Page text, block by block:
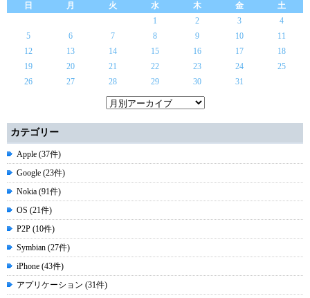
日
月 火 水 木 金
土
1
2 3
4
5
6 7 8 9 10
11
12
13 14 15 16 17
18
19
20 21 22 23 24
25
26
27 28 29 30 31
カテゴリー
Apple (37件)
Google (23件)
Nokia (91件)
OS (21件)
P2P (10件)
Symbian (27件)
iPhone (43件)
アプリケーション (31件)